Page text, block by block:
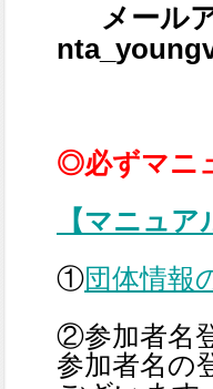
メール
◎必ずマニ
【マニュ
①団体情報
②参加者名
参加者名の